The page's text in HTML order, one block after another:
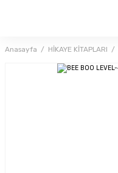
Anasayfa HİKAYE KİTAPLARI